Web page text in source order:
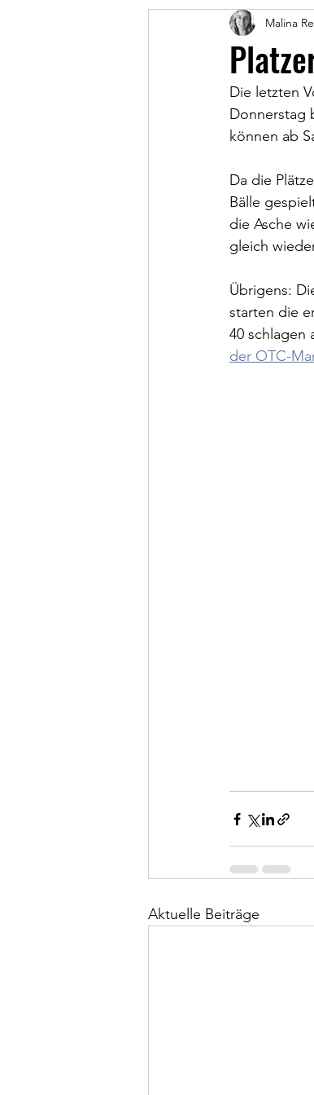
Malina
Die letzten
Donnerstag
können ab
Da die
Bälle
die Asche
gleich
Übrigens:
starten die
40 schlagen
der OTC-
Aktuelle Beiträge